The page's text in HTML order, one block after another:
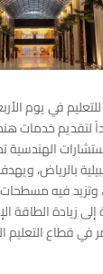
٩/٢٠٢٠ م عقداً
بالرياض،
زيادة الطاقة
في قطاع التعليم